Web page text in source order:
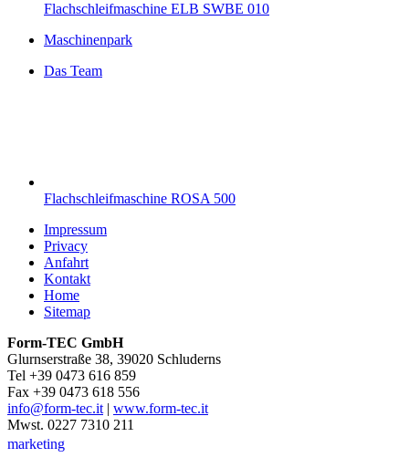
Flachschleifmaschine ELB SWBE 010
Maschinenpark
Das Team
Flachschleifmaschine ROSA 500
Impressum
Privacy
Anfahrt
Kontakt
Home
Sitemap
Form-TEC GmbH
Glurnserstraße 38, 39020 Schluderns
Tel +39 0473 616 859
Fax +39 0473 618 556
info@form-tec.it| www.form-tec.it
Mwst. 0227 7310 211
marketing